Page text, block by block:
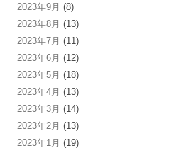
2023年9月 (8)
2023年8月 (13)
2023年7月 (11)
2023年6月 (12)
2023年5月 (18)
2023年4月 (13)
2023年3月 (14)
2023年2月 (13)
2023年1月 (19)